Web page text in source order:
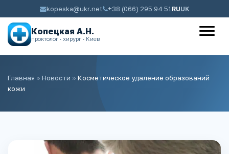
kopeska@ukr.net +38 (066) 295 94 51RUUK
Копецкая А.Н.
проктолог · хирург · Киев
Главная » Новости » Косметическое удаление образований
кожи